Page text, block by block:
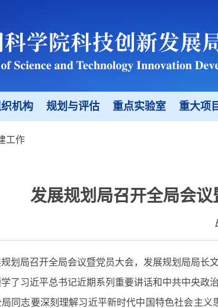
机构 规划与评估 重点实验室 重大项
工作
发展规划局召开全局会
规划局召开全局会议暨党员大会，发展规划局局长
了习近平总书记近期系列重要讲话和中共中央政
局同志要深刻理解习近平新时代中国特色社会主义